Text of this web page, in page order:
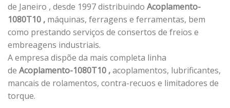
de Janeiro , desde 1997 distribuindo Acoplamento-
1080T10 , máquinas, ferragens e ferramentas, bem
como prestando serviços de consertos de freios e
embreagens industriais.
A empresa dispõe da mais completa linha
de Acoplamento-1080T10 ,acoplamentos, lubrificantes,
mancais de rolamentos, contra-recuos e limitadores de
torque.